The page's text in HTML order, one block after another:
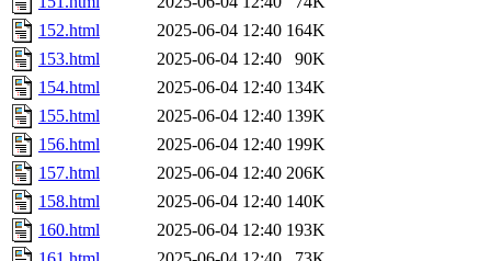
152.html
2025-06-04 12:40 164K
153.html
2025-06-04 12:40
90K
154.html
2025-06-04 12:40 134K
155.html
2025-06-04 12:40 139K
156.html
2025-06-04 12:40 199K
157.html
2025-06-04 12:40 206K
158.html
2025-06-04 12:40 140K
160.html
2025-06-04 12:40 193K